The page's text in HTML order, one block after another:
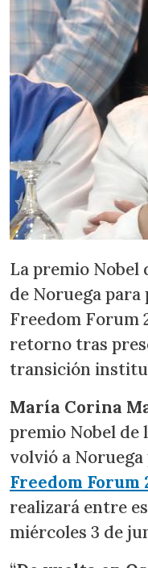
La premio Nobel
de Noruega
Freedom Forum
retorno tras
transición
María Corina
premio Nobel de
volvió a
Freedom Forum
realizará entre
miércoles 3 de